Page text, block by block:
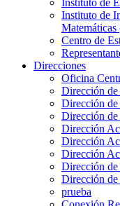
Instituto de
Instituto de
Centro de
Direcciones
Oficina
Dirección de
Dirección
Dirección
Dirección
Dirección
Dirección
Dirección de
Dirección
prueba